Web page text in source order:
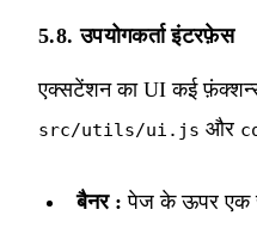
5.8. उपयोगकर्ता इंटरफ़ेस
एक्सटेंशन का UI कई
src/utils/ui.js और
बैनर : पेज के ऊपर एक